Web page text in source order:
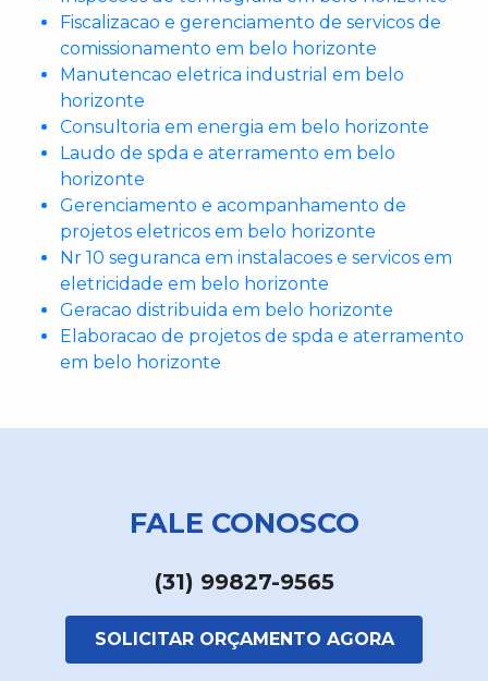
Fiscalizacao e gerenciamento de servicos de
comissionamento em belo horizonte
Manutencao eletrica industrial em belo
horizonte
Consultoria em energia em belo horizonte
Laudo de spda e aterramento em belo
horizonte
Gerenciamento e acompanhamento de
projetos eletricos em belo horizonte
Nr 10 seguranca em instalacoes e servicos em
eletricidade em belo horizonte
Geracao distribuida em belo horizonte
Elaboracao de projetos de spda e aterramento
em belo horizonte
FALE CONOSCO
(31) 99827-9565
SOLICITAR ORÇAMENTO AGORA